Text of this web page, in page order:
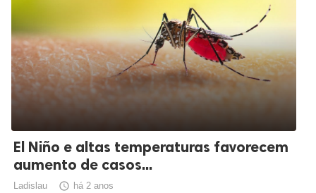
El Niño e altas temperaturas favorecem
aumento de casos...
Ladislau  há 2 anos